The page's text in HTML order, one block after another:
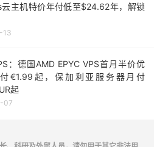
主机特价年付低至$24.62年，解锁
13
：德国AMD EPYC VPS首月半价优
€1.99起，保加利亚服务器月付
起
07